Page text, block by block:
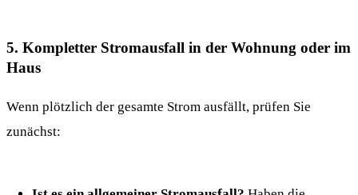
5. Kompletter Stromausfall in der Wohnung oder im
Haus
Wenn plötzlich der gesamte Strom ausfällt, prüfen Sie
zunächst: